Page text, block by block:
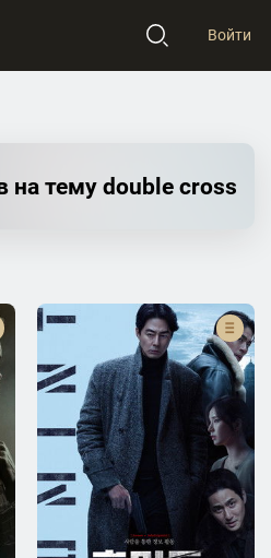
Войти
на тему double cross